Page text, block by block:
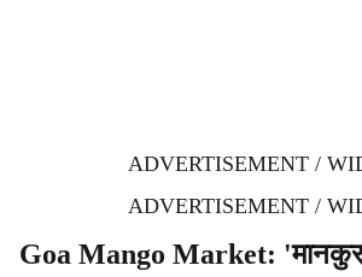
ADVERTISEMENT /
ADVERTISEMENT /
Goa Mango Market: